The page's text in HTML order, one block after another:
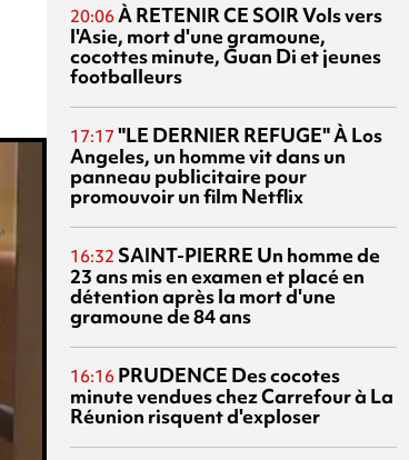
20:06À RETENIR CE SOIRVols vers
l'Asie, mort d'une gramoune,
cocottes minute, Guan Di et jeunes
footballeurs
17:17 "LE DERNIER REFUGE"À Los
Angeles, un homme vit dans un
panneau publicitaire pour
promouvoir un film Netflix
16:32 SAINT-PIERRE Un homme de
23 ans mis en examen et placé en
détention après la mort d'une
gramoune de 84 ans
16:16 PRUDENCE Des cocotes
minute vendues chez Carrefour à La
Réunion risquent d'exploser